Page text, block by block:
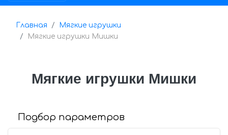
Главная
Мягкие игрушки
Мягкие игрушки Мишки
Мягкие игрушки Мишки
Подбор параметров